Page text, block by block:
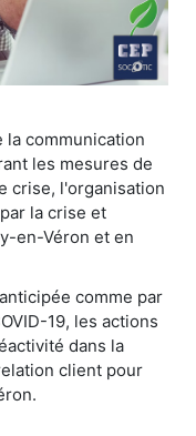
la communication
les mesures de
crise, l'organisation
la crise et
en-Véron et en
comme par
19, les actions
dans la
client pour